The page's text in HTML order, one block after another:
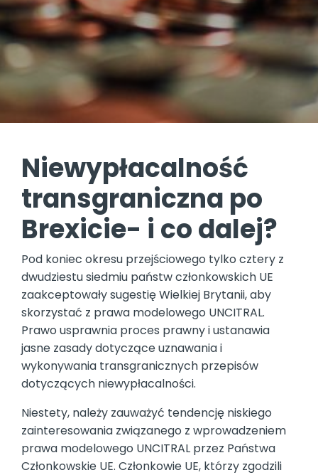
Niewypłacalność
transgraniczna po
Brexicie- i co dalej?
Pod koniec okresu przejściowego tylko cztery z
dwudziestu siedmiu państw członkowskich UE
zaakceptowały sugestię Wielkiej Brytanii, aby
skorzystać z prawa modelowego UNCITRAL.
Prawo usprawnia proces prawny i ustanawia
jasne zasady dotyczące uznawania i
wykonywania transgranicznych przepisów
dotyczących niewypłacalności.
Niestety, należy zauważyć tendencję niskiego
zainteresowania związanego z wprowadzeniem
prawa modelowego UNCITRAL przez Państwa
Członkowskie UE. Członkowie UE, którzy zgodzili